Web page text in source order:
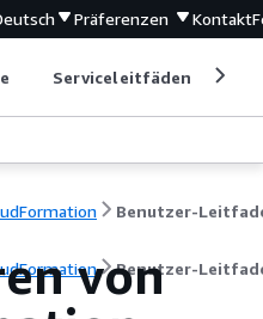
Präferenzen Kontakt
Serviceleitfäden
Benutzer-
Benutzer-
von